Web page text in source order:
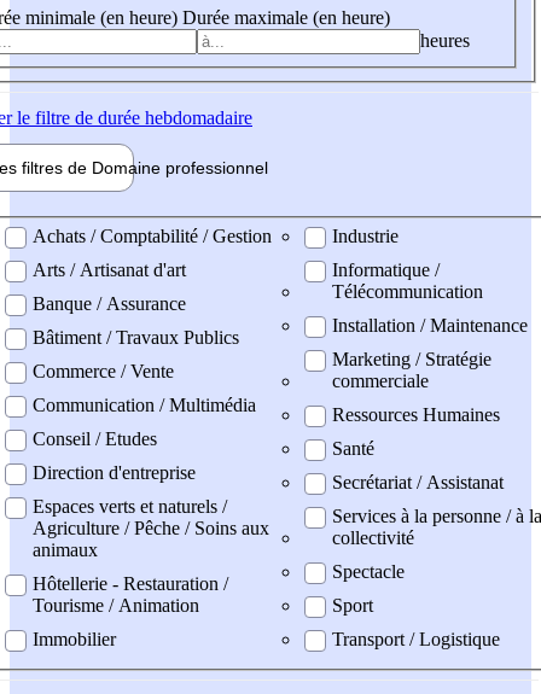
minimale (en heure) Durée maximale (en heure)
heures
le filtre de durée hebdomadaire
filtres de Domaine professionnel
professionel
Achats / Comptabilité / Gestion
Arts / Artisanat d'art
Banque / Assurance
Bâtiment / Travaux Publics
Commerce / Vente
Communication / Multimédia
Conseil / Etudes
Direction d'entreprise
Espaces verts et naturels /
Agriculture / Pêche / Soins aux
animaux
Hôtellerie - Restauration /
Tourisme / Animation
Immobilier
Industrie
Informatique /
Télécommunication
Installation / Maintenance
Marketing / Stratégie
commerciale
Ressources Humaines
Santé
Secrétariat / Assistanat
Services à la personne / à la
collectivité
Spectacle
Sport
Transport / Logistique